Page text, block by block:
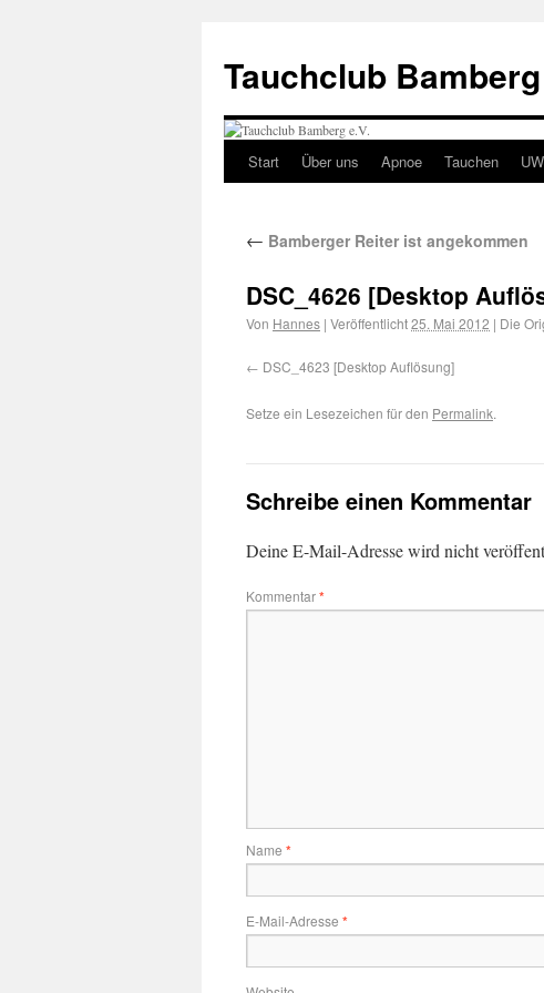
Tauchclub Bamberg
Start Über uns Apnoe Tauchen
← Bamberger Reiter ist angekommen
DSC_4626 [Desktop
Von Hannes | Veröffentlicht25. Mai 2012 | Die
DSC_4623 [Desktop Auflösung]
Setze ein Lesezeichen für den Permalink.
Schreibe einen Kommentar
Deine E-Mail-Adresse wird nicht
Kommentar*
Name *
E-Mail-Adresse *